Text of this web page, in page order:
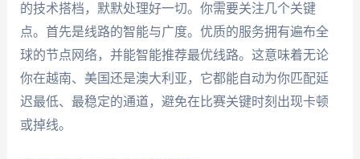
的技术搭档，默默处理好一切。你需要关注几个关键
点。首先是线路的智能与广度。优质的服务拥有遍布全
球的节点网络，并能智能推荐最优线路。这意味着无论
你在越南、美国还是澳大利亚，它都能自动为你匹配延
迟最低、最稳定的通道，避免在比赛关键时刻出现卡顿
或掉线。